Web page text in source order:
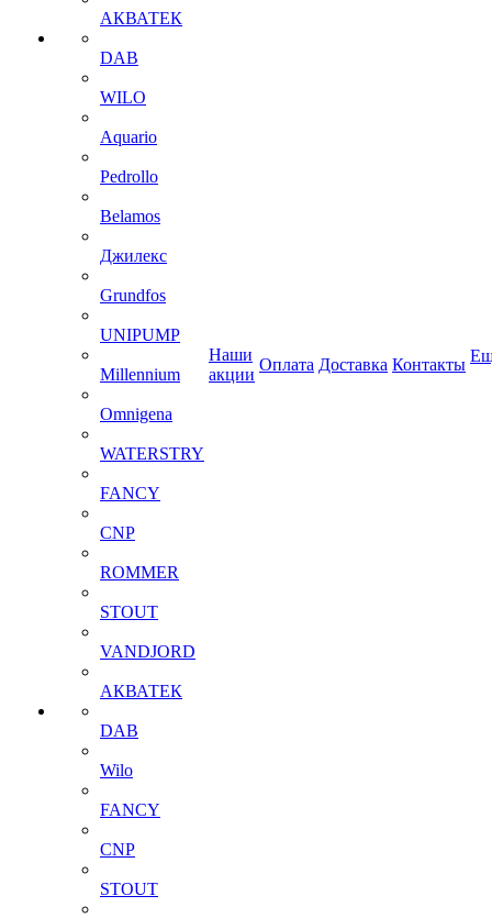
АКВАТЕК
DAB
WILO
Aquario
Pedrollo
Belamos
Джилекс
Grundfos
UNIPUMP
Millennium
Omnigena
WATERSTRY
FANCY
CNP
ROMMER
STOUT
VANDJORD
АКВАТЕК
DAB
Wilo
FANCY
CNP
STOUT
Наши
акции
Оплата Доставка Контакты